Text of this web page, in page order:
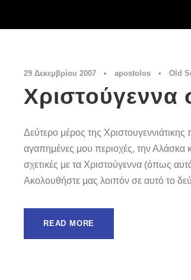
29 Δεκεμβρίου 2007 • apostolos • Old
Χριστούγεννα
Δεύτερο μέρος της
αγαπημένες μου περιοχές, την Αλάσκα
σχετικές με τα Χριστούγεννα (όπως
Ακολουθήστε μας λοιπόν σε αυτό το
READ MORE